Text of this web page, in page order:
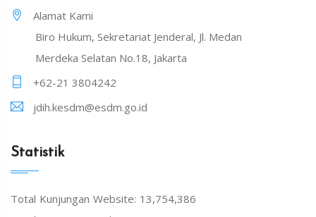
Alamat Kami
Biro Hukum, Sekretariat Jenderal, Jl. Medan
Merdeka Selatan No.18, Jakarta
+62-21 3804242
jdih.kesdm@esdm.go.id
Statistik
Total Kunjungan Website: 13,754,386